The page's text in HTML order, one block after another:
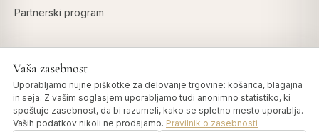
Partnerski program
Vaša zasebnost
Uporabljamo nujne piškotke za delovanje trgovine: košarica, blagajna
in seja. Z vašim soglasjem uporabljamo tudi anonimno statistiko, ki
spoštuje zasebnost, da bi razumeli, kako se spletno mesto uporablja.
Vaših podatkov nikoli ne prodajamo. Pravilnik o zasebnosti